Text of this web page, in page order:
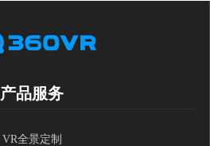
产品服务
VR全景定制